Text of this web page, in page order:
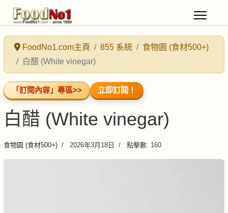
FoodNo1.com主頁 855 系統
食物園 (食材500+)
白醋 (White vinegar)
「訂閱內容」專區>> 立即訂閱！
白醋 (White vinegar)
食物園 (食材500+) 2026年3月18日 點擊數: 160